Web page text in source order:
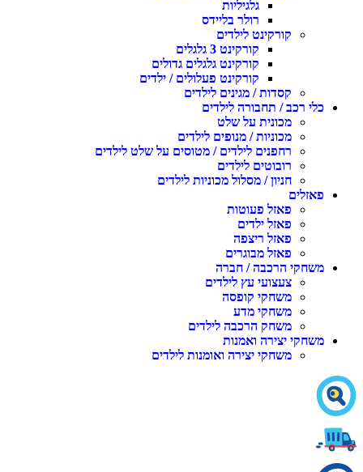
גלגיליות
רולר בליידס
קורקינט לילדים
קורקינט 3 גלגלים
קורקינט גלגלים גדולים
קורקינט פעלולים / ילדים
קסדות / מגינים לילדים
כלי רכב / תחבורה לילדים
מכונית על שלט
מכוניות / מנופים לילדים
רחפנים לילדים / מטוסים על שלט לילדים
רובוטים לילדים
חניון / מסלול מכוניות לילדים
פאזלים
פאזל פעוטות
פאזל ילדים
פאזל ריצפה
פאזל מבוגרים
משחקי הרכבה / חברה
צעצועי עץ לילדים
משחקי קופסה
משחקי מדע
משחק הרכבה לילדים
משחקי יצירה ואמנות
משחקי יצירה ואומנות לילדים